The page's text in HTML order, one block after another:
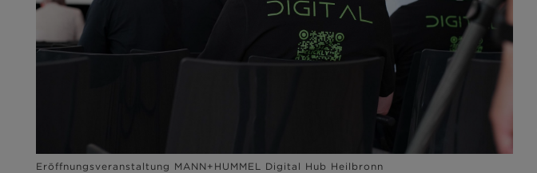
Eröffnungsveranstaltung MANN+HUMMEL Digital Hub Heilbronn